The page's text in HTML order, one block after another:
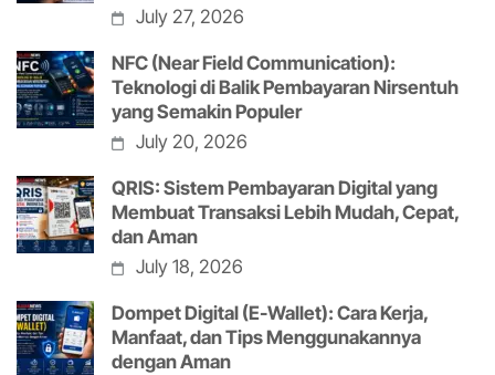
July 27, 2026
NFC (Near Field Communication):
Teknologi di Balik Pembayaran Nirsentuh
yang Semakin Populer
July 20, 2026
QRIS: Sistem Pembayaran Digital yang
Membuat Transaksi Lebih Mudah, Cepat,
dan Aman
July 18, 2026
Dompet Digital (E-Wallet): Cara Kerja,
Manfaat, dan Tips Menggunakannya
dengan Aman